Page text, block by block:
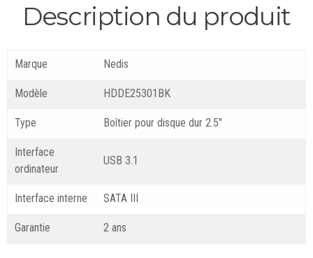
Description du produit
Marque Nedis
Modèle HDDE25301BK
Type Boîtier pour disque dur 2.5″
Interface
ordinateur
USB 3.1
Interface interne SATA III
Garantie 2 ans